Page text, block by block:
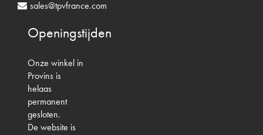
sales@tpvfrance.com
Openingstijden
Onze winkel in
Provins is
helaas
permanent
gesloten.
De website is